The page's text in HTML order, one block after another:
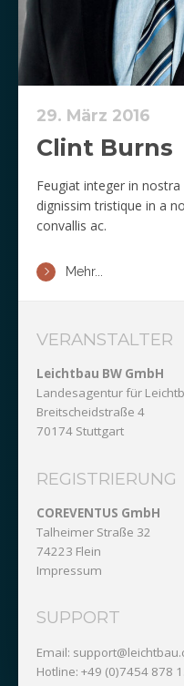
29. März 2016
Clint Burns
Feugiat integer in
dignissim tristique in a
convallis ac.
Mehr...
VERANSTALTER
Leichtbau BW GmbH
Landesagentur für
Breitscheidstraße 4
70174 Stuttgart
REGISTRIERUNG
COREVENTUS GmbH
Talheimer Straße 32
74223 Flein
Impressum
SUPPORT
Email:
Hotline: +49 (0)7454 878